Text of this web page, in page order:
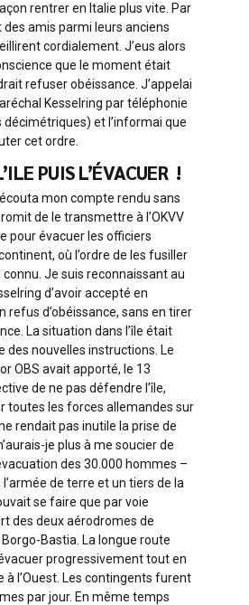
rentrer en Italie plus vite. Par
des amis parmi leurs anciens
cordialement. J’eus alors
que le moment était
refuser obéissance. J’appelai
Kesselring par téléphonie
décimétriques) et l’informai que
cet ordre.
PUIS L’ÉVACUER !
mon compte rendu sans
de le transmettre à l’OKVV
pour évacuer les officiers
où l’ordre de les fusiller
Je suis reconnaissant au
d’avoir accepté en
refus d’obéissance, sans en tirer
La situation dans l’île était
des nouvelles instructions. Le
OBS avait apporté, le 13
de ne pas défendre l’île,
toutes les forces allemandes sur
rendait pas inutile la prise de
je plus à me soucier de
des 30.000 hommes –
de terre et un tiers de la
se faire que par voie
des deux aérodromes de
Bastia. La longue route
progressivement tout en
l’Ouest. Les contingents furent
par jour. En même temps